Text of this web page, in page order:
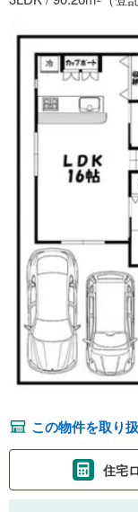
この物件を取り
住宅
支払いの目安をシミ